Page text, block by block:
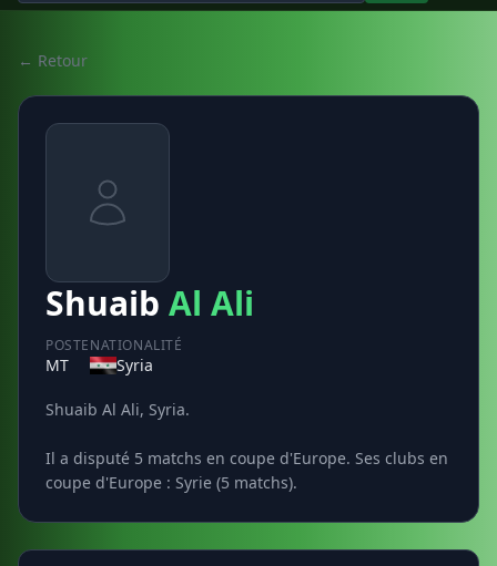
← Retour
Shuaib Al Ali
POSTE
MT
NATIONALITÉ
Syria
Shuaib Al Ali, Syria.
Il a disputé 5 matchs en coupe d'Europe. Ses clubs en
coupe d'Europe : Syrie (5 matchs).